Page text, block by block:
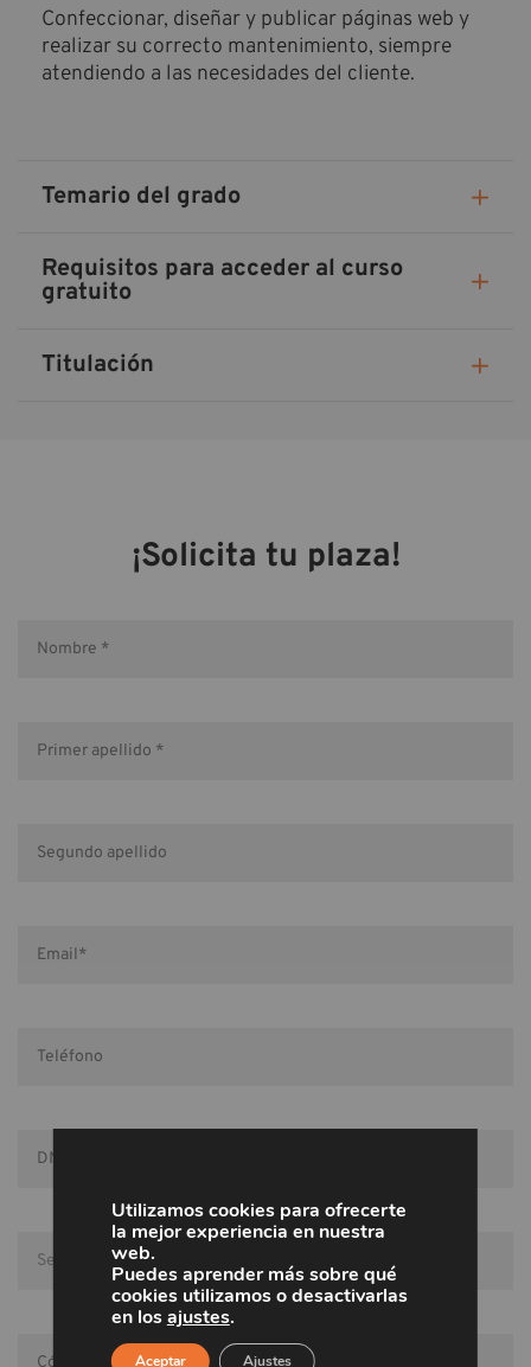
Confeccionar, diseñar y publicar páginas web y
realizar su correcto mantenimiento, siempre
atendiendo a las necesidades del cliente.
Temario del grado
Requisitos para acceder al curso
gratuito
Titulación
¡Solicita tu plaza!
Utilizamos cookies para ofrecerte
la mejor experiencia en nuestra
web.
Puedes aprender más sobre qué
cookies utilizamos o desactivarlas
en losajustes.
Aceptar Ajustes